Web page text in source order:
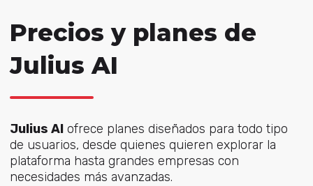
Precios y planes de
Julius AI
Julius AIofrece planes diseñados para todo tipo
de usuarios, desde quienes quieren explorar la
plataforma hasta grandes empresas con
necesidades más avanzadas.